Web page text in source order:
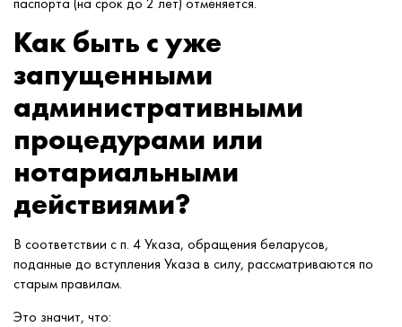
Как быть с уже
запущенными
административными
процедурами или
нотариальными
действиями?
В соответствии с п. 4 Указа, обращения беларусов,
поданные до вступления Указа в силу, рассматриваются по
старым правилам.
Это значит, что: